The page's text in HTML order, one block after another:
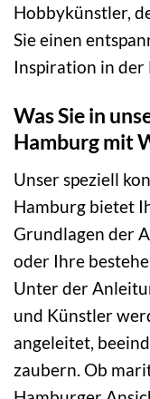
Hobbykünstler,
Sie einen
Inspiration in der
Was Sie in
Hamburg mit
Unser speziell
Hamburg bietet
Grundlagen der
oder Ihre
Unter der
und Künstler
angeleitet,
zaubern. Ob